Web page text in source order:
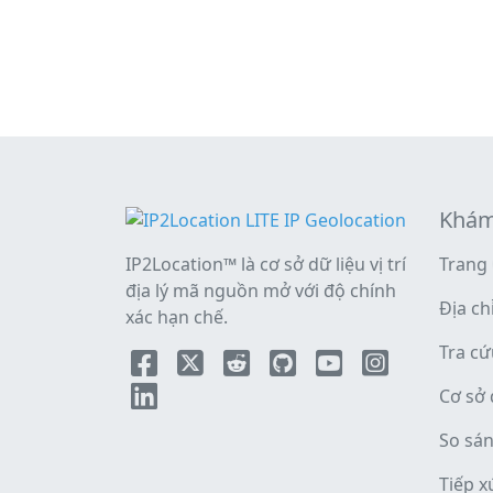
IP2Location™ là cơ sở dữ liệu vị trí
địa lý mã nguồn mở với độ chính
xác hạn chế.
Trang
Địa
Tra
Cơ
So
Tiếp